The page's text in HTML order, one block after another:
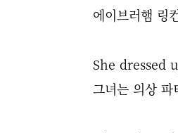
에이브러햄 링
She dressed
그녀는 의상 파